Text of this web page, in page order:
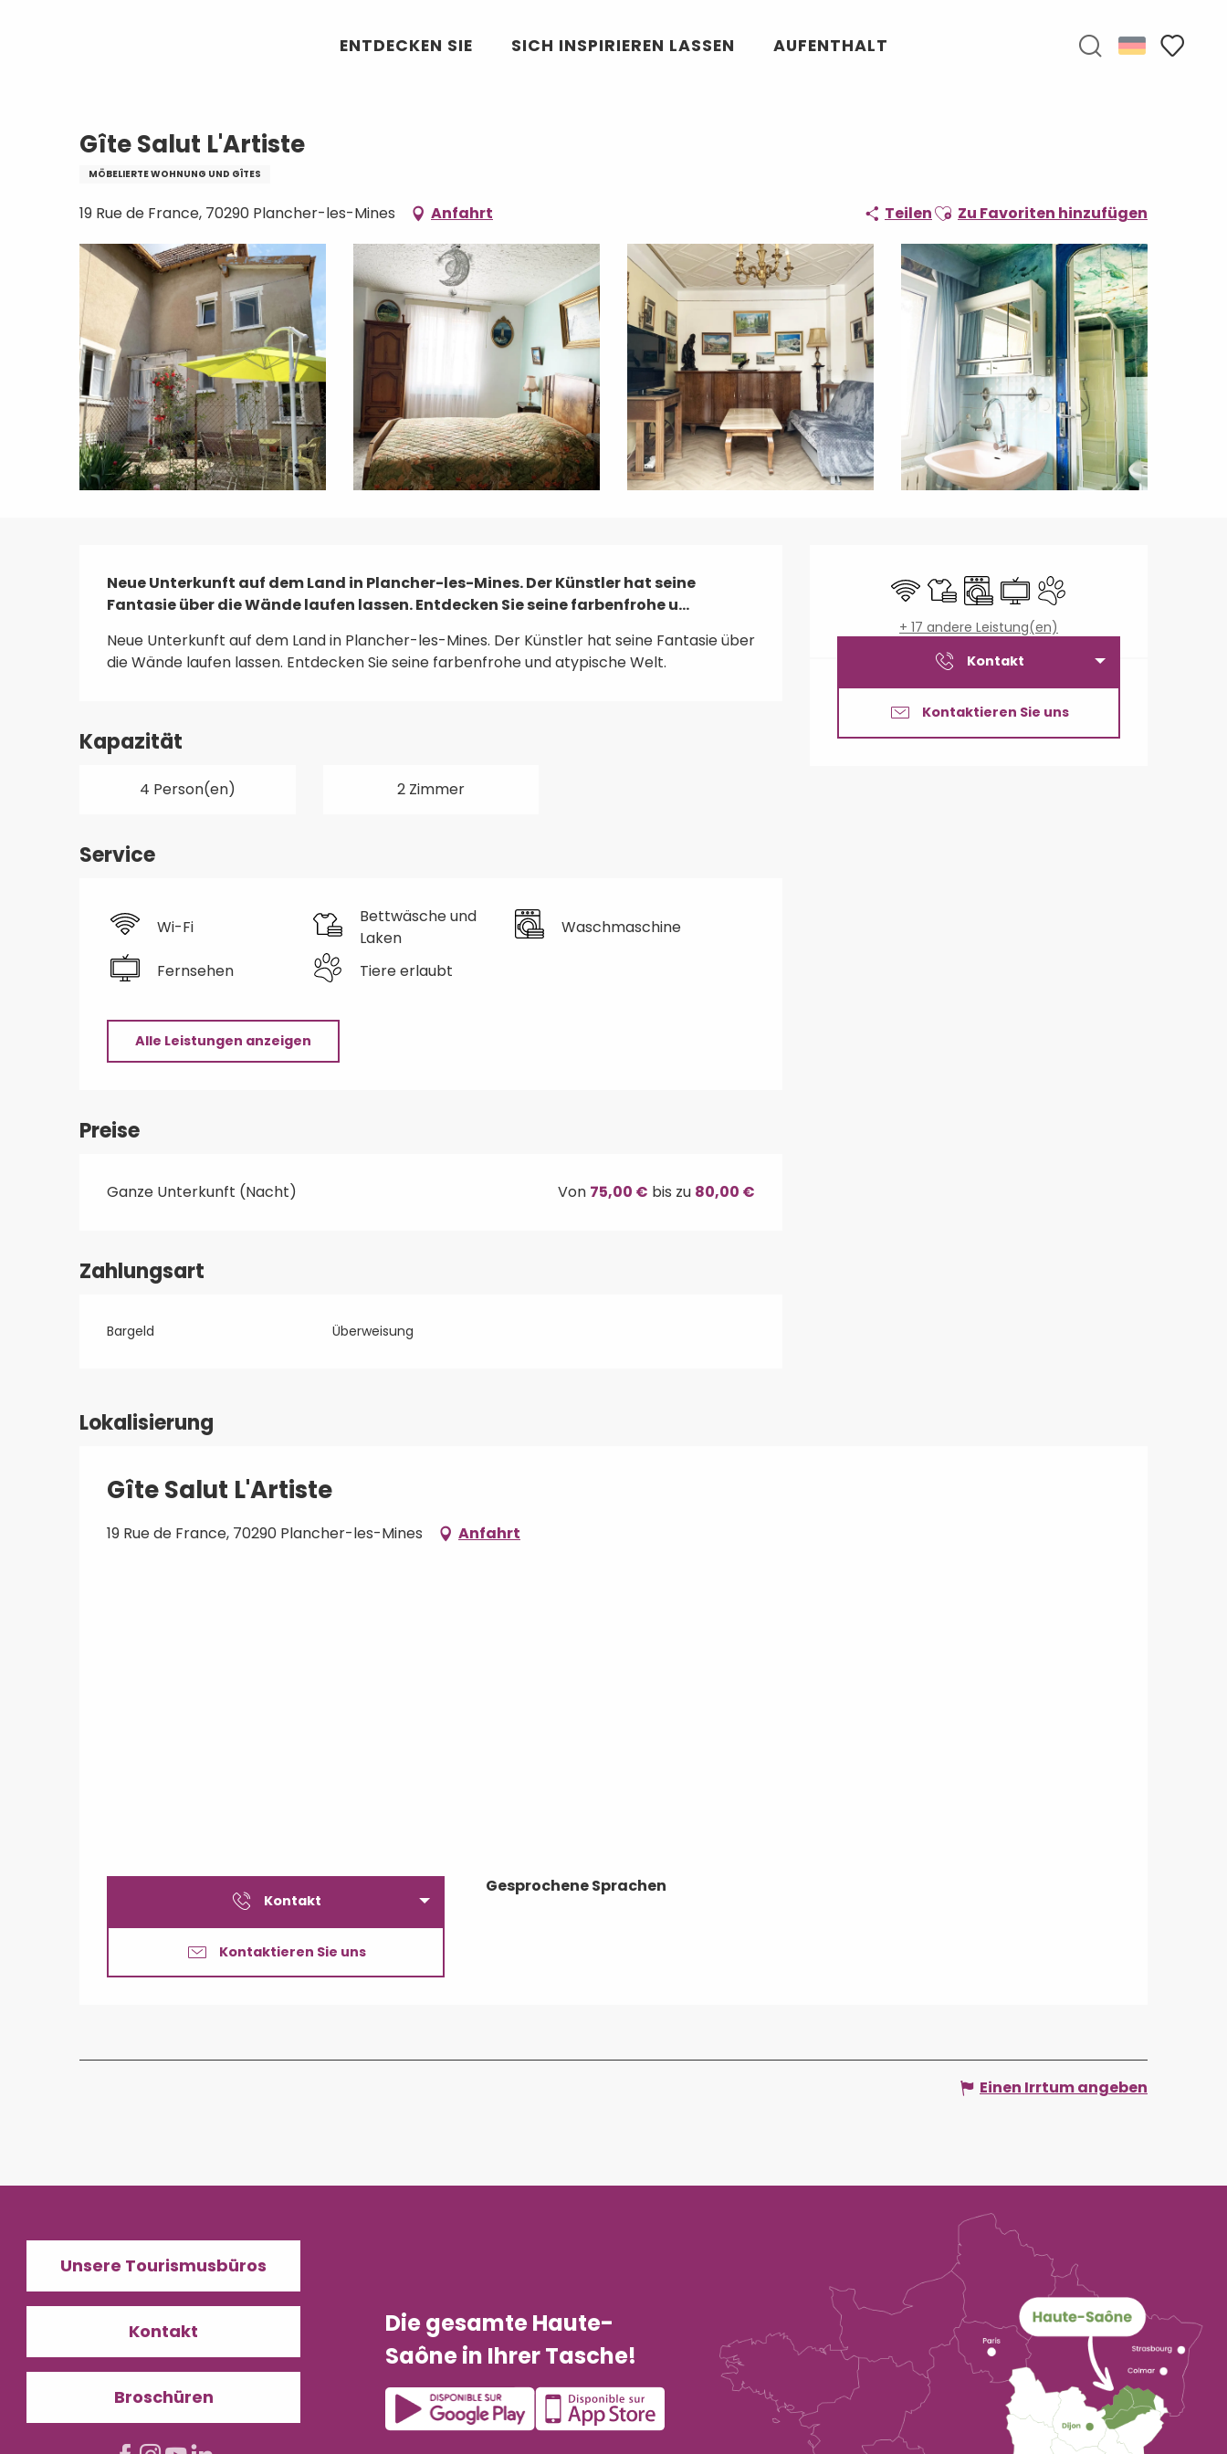
ENTDECKEN SIE SICH INSPIRIEREN LASSEN AUFENTHALT
Gîte Salut L'Artiste
MÖBELIERTE WOHNUNG UND GÎTES
19 Rue de France, 70290 Plancher-les-Mines Anfahrt TeilenAjouter aux favoris
Zu Favoriten hinzufügen
Öffnungszeiten &
Wi-Fi Bettwäsche und Laken
Waschmaschine
FernsehenTiere erlaubt
+ 17 andere Leistung(en)
Kontakt
Kontaktieren Sie uns
Beschreibung
Neue Unterkunft auf dem Land in Plancher-les-Mines. Der Künstler hat seine
Fantasie über die Wände laufen lassen. Entdecken Sie seine farbenfrohe u...
Neue Unterkunft auf dem Land in Plancher-les-Mines. Der Künstler hat seine Fantasie über
die Wände laufen lassen. Entdecken Sie seine farbenfrohe und atypische Welt.
Kapazität
4 Person(en) 2 Zimmer
Service
Wi-Fi
Bettwäsche und
Laken
Waschmaschine
Fernsehen Tiere erlaubt
Alle Leistungen anzeigen
Preise
Ganze Unterkunft (Nacht) Von 75,00 € bis zu 80,00 €
Zahlungsart
Bargeld Überweisung
Lokalisierung
Gîte Salut L'Artiste
19 Rue de France, 70290 Plancher-les-Mines Anfahrt
Kontakt
Kontaktieren Sie uns
Gesprochene Sprachen
Gesprochene Sprachen
Einen Irrtum angeben
Unsere Tourismusbüros
Kontakt
Broschüren
Die gesamte Haute-
Saône in Ihrer Tasche!